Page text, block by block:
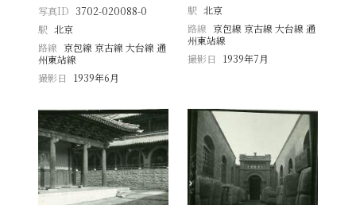
写真ID 3702-020088-0
駅 北京
路線 京包線 京古線 大台線 通
州東站線
撮影日
1939年6月
駅 北京
路線 京包線 京古線 大台線 通
州東站線
撮影日
1939年7月